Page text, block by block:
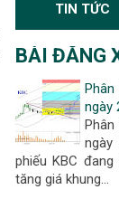
TIN TỨC
BÀI ĐĂNG
ngày
ngày
phiếu KBC
tăng giá khung…